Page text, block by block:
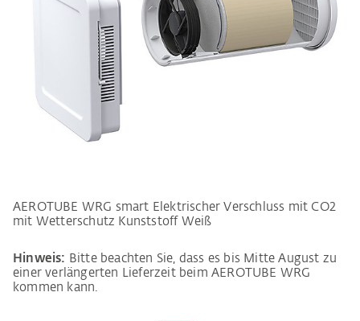
AEROTUBE WRG smart Elektrischer Verschluss mit CO2
mit Wetterschutz Kunststoff Weiß
Hinweis: Bitte beachten Sie, dass es bis Mitte August zu
einer verlängerten Lieferzeit beim AEROTUBE WRG
kommen kann.